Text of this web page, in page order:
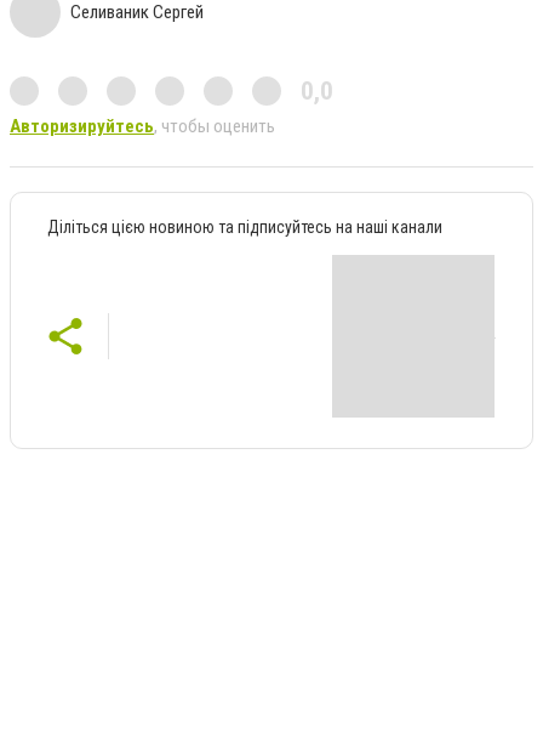
Селиваник Сергей
0,0
Авторизируйтесь, чтобы оценить
Діліться цією новиною та підписуйтесь на наші канали